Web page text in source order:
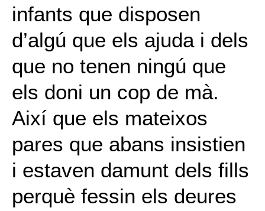
infants que disposen
d’algú que els ajuda i dels
que no tenen ningú que
els doni un cop de mà.
Així que els mateixos
pares que abans insistien
i estaven damunt dels fills
perquè fessin els deures